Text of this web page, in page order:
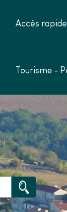
Accès rapide
Tourisme -